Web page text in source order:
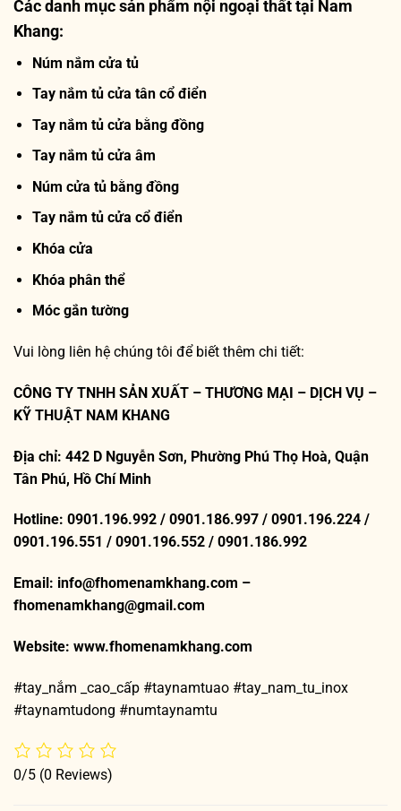
Các danh mục sản phẩm nội ngoại thất tại Nam
Khang:
Núm nắm cửa tủ
Tay nắm tủ cửa tân cổ điển
Tay nắm tủ cửa bằng đồng
Tay nắm tủ cửa âm
Núm cửa tủ bằng đồng
Tay nắm tủ cửa cổ điển
Khóa cửa
Khóa phân thể
Móc gắn tường
Vui lòng liên hệ chúng tôi để biết thêm chi tiết:
CÔNG TY TNHH SẢN XUẤT – THƯƠNG MẠI – DỊCH VỤ –
KỸ THUẬT NAM KHANG
Địa chỉ: 442 D Nguyễn Sơn, Phường Phú Thọ Hoà, Quận
Tân Phú, Hồ Chí Minh
Hotline: 0901.196.992 / 0901.186.997 / 0901.196.224 /
0901.196.551 / 0901.196.552 / 0901.186.992
Email: info@fhomenamkhang.com –
fhomenamkhang@gmail.com
Website: www.fhomenamkhang.com
#tay_nắm _cao_cấp #taynamtuao #tay_nam_tu_inox
#taynamtudong #numtaynamtu
0/5 (0 Reviews)